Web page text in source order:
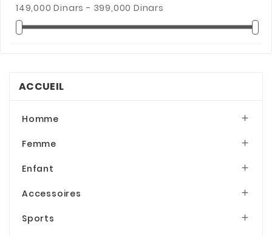
Blanc / Rouge
(1)
Bleu/fonce
Rouge Bourdeau
149,000 Dinars - 399,000 Dinars
ACCUEIL
Homme 
Femme 
Enfant 
Accessoires 
Sports 